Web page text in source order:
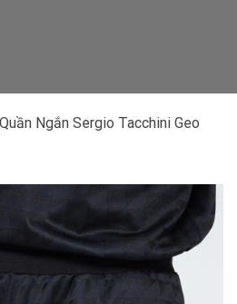
Quần Ngắn Sergio Tacchini Geo